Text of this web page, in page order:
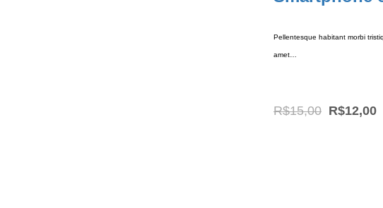
Pellentesque habitant morbi
amet…
R$15,00 Original
R$12,00